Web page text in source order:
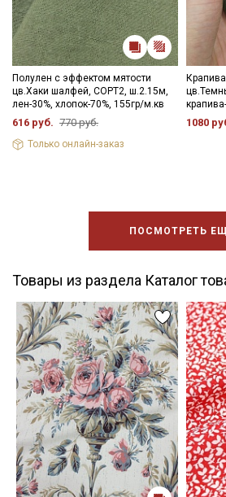
Полулен с эффектом мятости
цв.Хаки шалфей, СОРТ2, ш.2.15м,
лен-30%, хлопок-70%, 155гр/м.кв
616 руб. 770 руб.
Только онлайн-заказ
1080
ПОСМОТРЕТЬ
Товары из раздела Каталог